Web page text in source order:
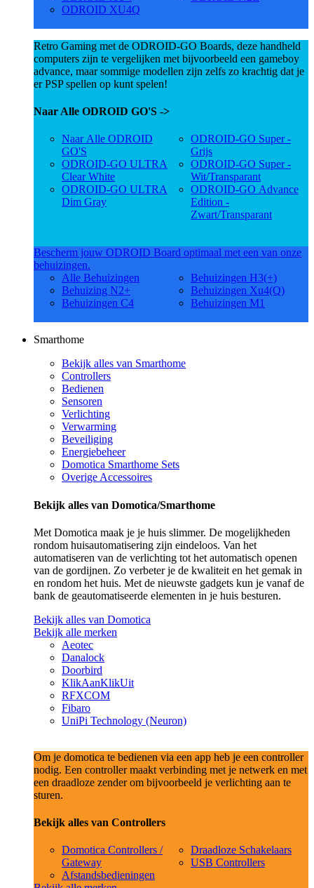
ODROID XU4Q
Retro Gaming met de ODROID-GO Boards, deze handheld
computers zijn te vergelijken met bijvoorbeeld een gameboy
advance, maar sommige modellen zijn zelfs zo krachtig dat je
er PSP spellen op kunt spelen!
Naar Alle ODROID GO'S ->
Naar Alle ODROID
GO'S
ODROID-GO ULTRA
Clear White
ODROID-GO ULTRA
Dim Gray
ODROID-GO Super -
Grijs
ODROID-GO Super -
Wit/Transparant
ODROID-GO Advance
Edition -
Zwart/Transparant
Bescherm jouw ODROID Board optimaal met een van onze
behuizingen.
Alle Behuizingen
Behuizing N2+
Behuizingen C4
Behuizingen H3(+)
Behuizingen Xu4(Q)
Behuizingen M1
Smarthome
Bekijk alles van Smarthome
Controllers
Bedienen
Sensoren
Verlichting
Verwarming
Beveiliging
Energiebeheer
Domotica Smarthome Sets
Overige Accessoires
Bekijk alles van Domotica/Smarthome
Met Domotica maak je je huis slimmer. De mogelijkheden
rondom huisautomatisering zijn eindeloos. Van het
automatiseren van de verlichting tot het automatisch openen
van de gordijnen. Zo verbeter je de kwaliteit en het gemak in
en rondom het huis. Met de nieuwste gadgets kun je vanaf de
bank de geautomatiseerde elementen in je huis besturen.
Bekijk alles van Domotica
Bekijk alle merken
Aeotec
Danalock
Doorbird
KlikAanKlikUit
RFXCOM
Fibaro
UniPi Technology (Neuron)
Om je domotica te bedienen via een app heb je een controller
nodig. Een controller maakt verbinding met je netwerk en met
een draadloze zender om bijvoorbeeld je verlichting aan te
sturen.
Bekijk alles van Controllers
Domotica Controllers /
Gateway
Afstandsbedieningen
Draadloze Schakelaars
USB Controllers